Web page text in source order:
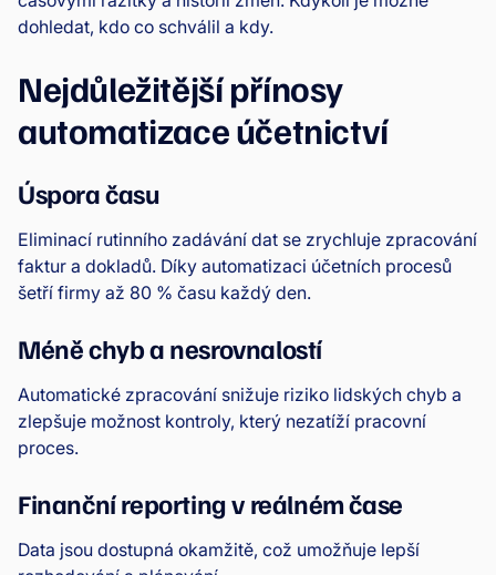
dohledat, kdo co schválil a kdy.
Nejdůležitější přínosy
automatizace účetnictví
Úspora času
Eliminací rutinního zadávání dat se zrychluje zpracování
faktur a dokladů. Díky automatizaci účetních procesů
šetří firmy až 80 % času každý den.
Méně chyb a nesrovnalostí
Automatické zpracování snižuje riziko lidských chyb a
zlepšuje možnost kontroly, který nezatíží pracovní
proces.
Finanční reporting v reálném čase
Data jsou dostupná okamžitě, což umožňuje lepší